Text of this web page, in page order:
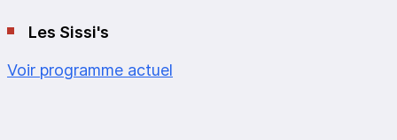
Les Sissi's
Voir programme actuel